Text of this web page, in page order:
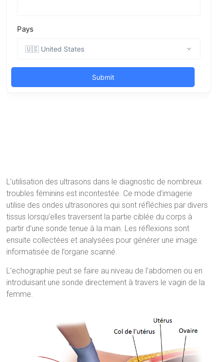
L’utilisation des ultrasons dans le diagnostic de nombreux
troubles féminins est incontestée. Ce mode d’imagerie
utilise des ondes ultrasonores qui sont réfléchies par divers
tissus lorsqu’elles traversent la partie ciblée du corps à
partir d’une sonde tenue à la main. Les réflexions sont
ensuite collectées et analysées pour générer une image
informatisée de l’organe scanné.
L’echographie peut se faire au niveau de l’abdomen ou en
introduisant une sonde directement à travers le vagin de la
femme.